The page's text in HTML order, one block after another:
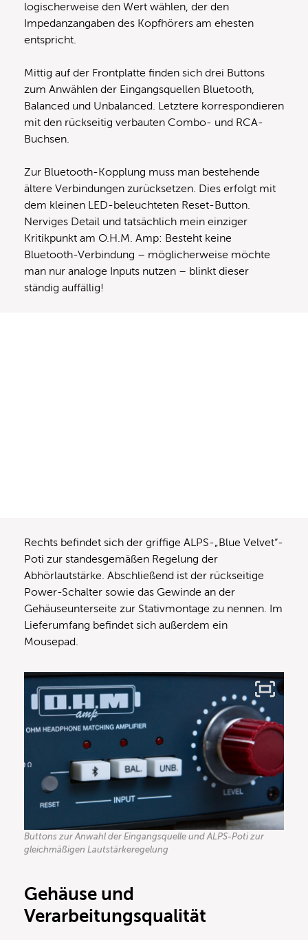
logischerweise den Wert wählen, der den
Impedanzangaben des Kopfhörers am ehesten
entspricht.
Mittig auf der Frontplatte finden sich drei Buttons
zum Anwählen der Eingangsquellen Bluetooth,
Balanced und Unbalanced. Letztere korrespondieren
mit den rückseitig verbauten Combo- und RCA-
Buchsen.
Zur Bluetooth-Kopplung muss man bestehende
ältere Verbindungen zurücksetzen. Dies erfolgt mit
dem kleinen LED-beleuchteten Reset-Button.
Nerviges Detail und tatsächlich mein einziger
Kritikpunkt am O.H.M. Amp: Besteht keine
Bluetooth-Verbindung – möglicherweise möchte
man nur analoge Inputs nutzen – blinkt dieser
ständig auffällig!
Rechts befindet sich der griffige ALPS-„Blue Velvet“-
Poti zur standesgemäßen Regelung der
Abhörlautstärke. Abschließend ist der rückseitige
Power-Schalter sowie das Gewinde an der
Gehäuseunterseite zur Stativmontage zu nennen. Im
Lieferumfang befindet sich außerdem ein
Mousepad.
Buttons zur Anwahl der Eingangsquelle und ALPS-Poti zur
gleichmäßigen Lautstärkeregelung
Gehäuse und
Verarbeitungsqualität